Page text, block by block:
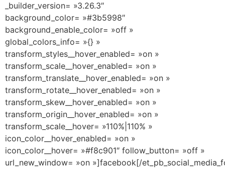
_builder_version= »3.26.3″
background_color= »#3b5998″
background_enable_color= »off »
global_colors_info= »{} »
transform_styles__hover_enabled= »on »
transform_scale__hover_enabled= »on »
transform_translate__hover_enabled= »on »
transform_rotate__hover_enabled= »on »
transform_skew__hover_enabled= »on »
transform_origin__hover_enabled= »on »
transform_scale__hover= »110%|110% »
icon_color__hover_enabled= »on »
icon_color__hover= »#f8c901″ follow_button= »off »
url_new_window= »on »]facebook[/